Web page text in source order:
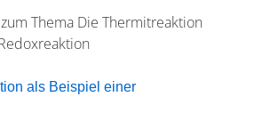
Thema Die Thermitreaktion
als Beispiel einer